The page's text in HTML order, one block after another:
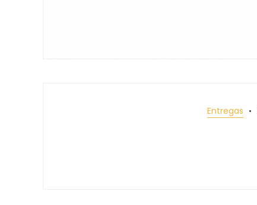
Entregas